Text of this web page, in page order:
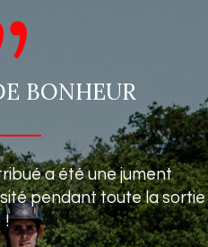
BONHEUR
a été une jument